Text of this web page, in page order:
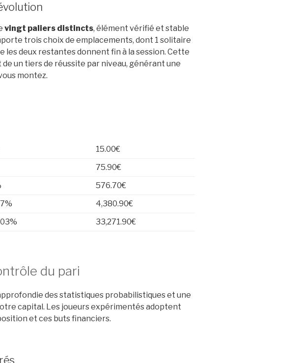
vingt paliers distincts, élément vérifié et stable
trois choix de emplacements, dont 1 solitaire
les deux restantes donnent fin à la session. Cette
un tiers de réussite par niveau, générant une
montez.
15.00€
75.90€
576.70€
4,380.90€
33,271.90€
du pari
des statistiques probabilistiques et une
capital. Les joueurs expérimentés adoptent
et ces buts financiers.